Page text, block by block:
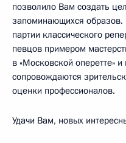
позволило Вам создать
запоминающихся
партии классического
певцов примером
в «Московской оперетте»
сопровождаются
оценки профессионалов.
Удачи Вам, новых